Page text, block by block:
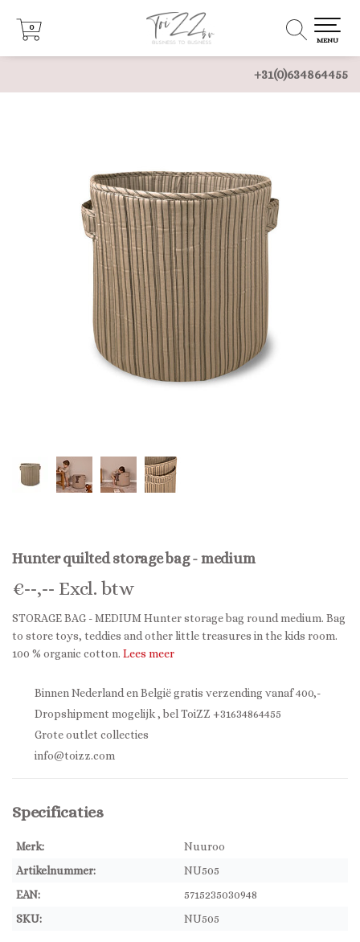
+31(0)634864455
0
0
MENU
Hunter quilted storage bag - medium
€--,-- Excl. btw
STORAGE BAG - MEDIUM Hunter storage bag round medium. Bag
to store toys, teddies and other little treasures in the kids room.
100 % organic cotton. Lees meer
Binnen Nederland en België gratis verzending vanaf 400,-
Dropshipment mogelijk , bel ToiZZ +31634864455
Grote outlet collecties
info@toizz.com
Specificaties
Merk:
Nuuroo
Artikelnummer:
NU505
EAN:
5715235030948
SKU:
NU505